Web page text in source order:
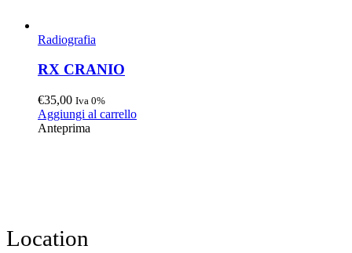
Radiografia
RX CRANIO
€35,00 Iva 0%
Aggiungi al carrello
Anteprima
Location